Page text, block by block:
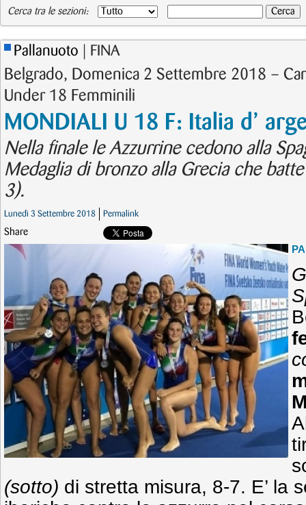
Cerca tra le sezioni:
Pallanuoto | FINA
Belgrado, Domenica 2 Settembre 2018 –
Under 18 Femminili
MONDIALI U 18 F: Italia d’
Nella finale le Azzurrine cedono alla
Medaglia di bronzo alla Grecia che
3).
Lunedì 3 Settembre 2018 Permalink
Share
(sotto) di stretta misura, 8-7. E’ la